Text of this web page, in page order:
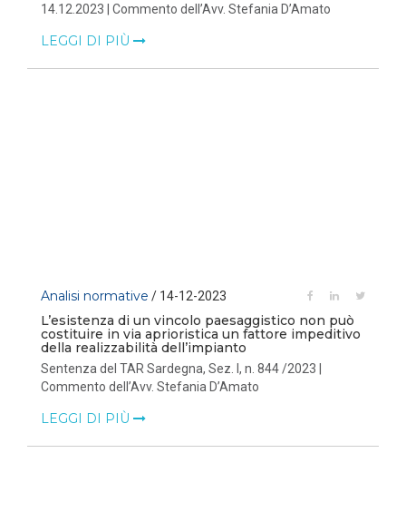
14.12.2023 | Commento dell’Avv. Stefania D’Amato
LEGGI DI PIÙ
Analisi normative / 14-12-2023
L’esistenza di un vincolo paesaggistico non può
costituire in via aprioristica un fattore impeditivo
della realizzabilità dell’impianto
Sentenza del TAR Sardegna, Sez. I, n. 844 /2023 |
Commento dell’Avv. Stefania D’Amato
LEGGI DI PIÙ